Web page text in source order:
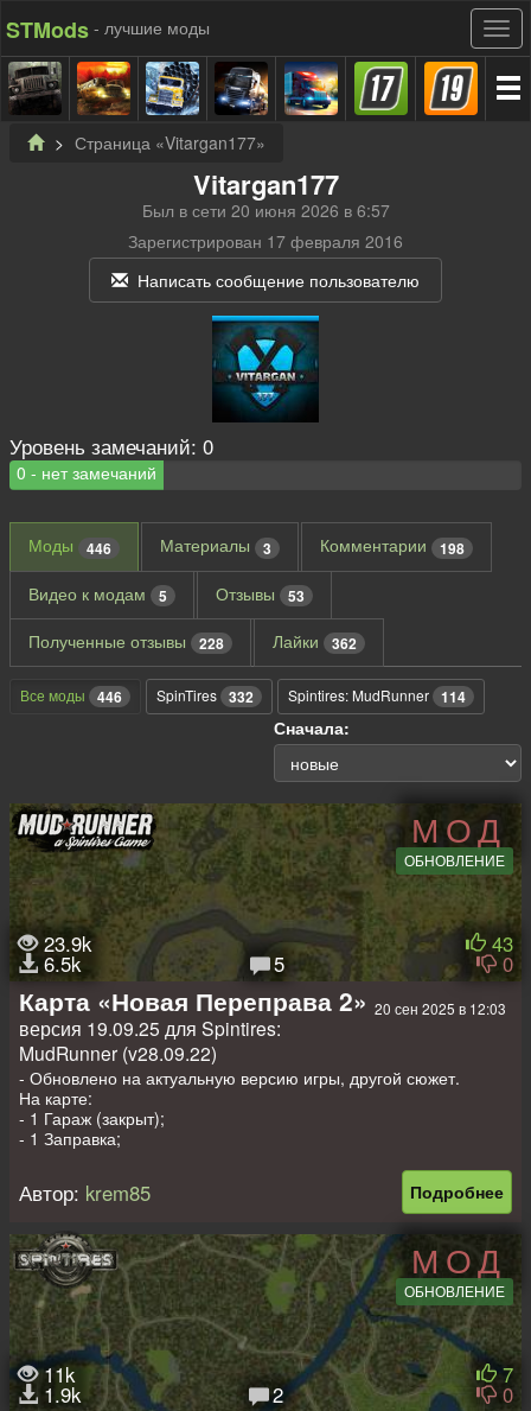
STMods - лучшие моды
Страница «Vitargan177»
Vitargan177
Был в сети 20 июня 2026 в 6:57
Зарегистрирован 17 февраля 2016
Написать сообщение пользователю
Уровень замечаний: 0
0 - нет замечаний
Моды 446 Материалы 3 Комментарии 198
Видео к модам 5 Отзывы 53
Полученные отзывы 228 Лайки 362
Все моды 446 SpinTires 332 Spintires: MudRunner 114
Сначала:
МОД
ОБНОВЛЕНИЕ
23.9k
6.5k 5
43
0
20 сен 2025 в 12:03
Карта «Новая Переправа 2»
версия 19.09.25 для Spintires:
MudRunner (v28.09.22)
- Обновлено на актуальную версию игры, другой сюжет.
На карте:
- 1 Гараж (закрыт);
- 1 Заправка;
- 9 Точек разведки;
Размер карты: 1024х1024м. (лето и осень)
Подробнее
Автор: krem85
МОД
ОБНОВЛЕНИЕ
11k
1.9k 2
7
0